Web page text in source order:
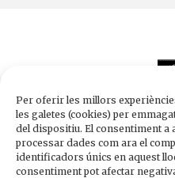
Per oferir les millors
les galetes (cookies) per
del dispositiu. El consentiment a
processar dades com ara el
identificadors únics en aquest
consentiment pot afectar
Carrer